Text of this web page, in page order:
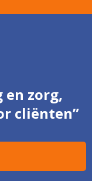
en zorg,
cliënten”